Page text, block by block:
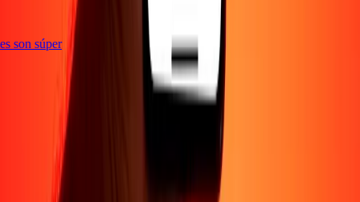
son súper
Blog Corporativo